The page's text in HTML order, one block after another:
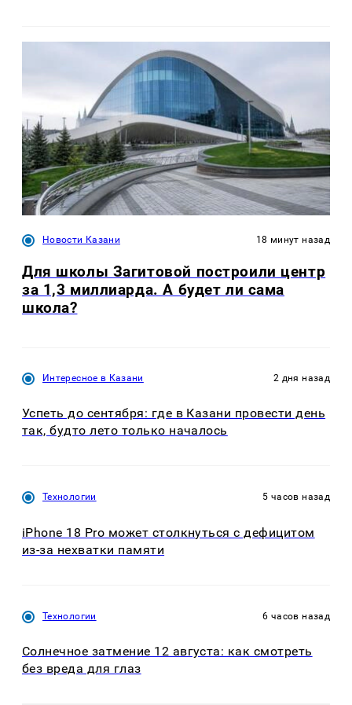
Новости Казани 18 минут назад
Для школы Загитовой построили центр
за 1,3 миллиарда. А будет ли сама
школа?
Интересное в Казани 2 дня назад
Успеть до сентября: где в Казани провести день
так, будто лето только началось
Технологии 5 часов назад
iPhone 18 Pro может столкнуться с дефицитом
из-за нехватки памяти
Технологии 6 часов назад
Солнечное затмение 12 августа: как смотреть
без вреда для глаз